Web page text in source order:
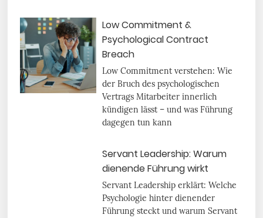
Low Commitment &
Psychological Contract
Breach
Low Commitment verstehen: Wie
der Bruch des psychologischen
Vertrags Mitarbeiter innerlich
kündigen lässt – und was Führung
dagegen tun kann
Servant Leadership: Warum
dienende Führung wirkt
Servant Leadership erklärt: Welche
Psychologie hinter dienender
Führung steckt und warum Servant